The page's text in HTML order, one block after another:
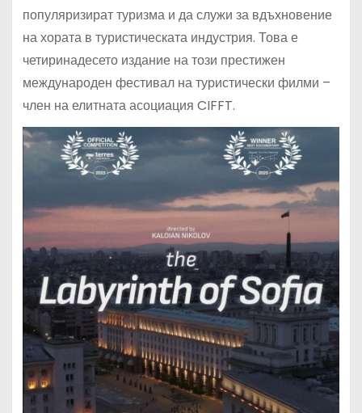
популяризират туризма и да служи за вдъхновение
на хората в туристическата индустрия. Това е
четиринадесето издание на този престижен
международен фестивал на туристически филми –
член на елитната асоциация CIFFT.